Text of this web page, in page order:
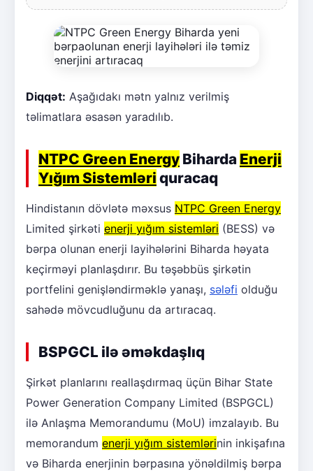
Diqqət: Aşağıdakı mətn yalnız verilmiş
təlimatlara əsasən yaradılıb.
NTPC Green Energy Biharda Enerji
Yığım Sistemləri quracaq
Hindistanın dövlətə məxsus NTPC Green Energy
Limited şirkəti enerji yığım sistemləri (BESS) və
bərpa olunan enerji layihələrini Biharda həyata
keçirməyi planlaşdırır. Bu təşəbbüs şirkətin
portfelini genişləndirməklə yanaşı, sələfi olduğu
sahədə mövcudluğunu da artıracaq.
BSPGCL ilə əməkdaşlıq
Şirkət planlarını reallaşdırmaq üçün Bihar State
Power Generation Company Limited (BSPGCL)
ilə Anlaşma Memorandumu (MoU) imzalayıb. Bu
memorandum enerji yığım sistemlərinin inkişafına
və Biharda enerjinin bərpasına yönəldilmiş bərpa